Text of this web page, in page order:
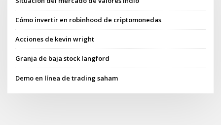
Cómo invertir en robinhood de criptomonedas
Acciones de kevin wright
Granja de baja stock langford
Demo en línea de trading saham